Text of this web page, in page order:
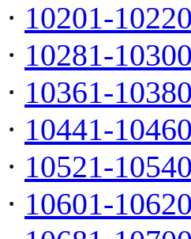
· 10201-10220
· 10281-10300
· 10361-10380
· 10441-10460
· 10521-10540
· 10601-10620